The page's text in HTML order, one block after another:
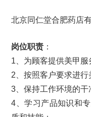
北京同仁堂合肥药店
岗位职责 ：
1、为顾客提供美甲服
2、按照客户要求进行
3、保持工作环境的干
4、学习产品知识和